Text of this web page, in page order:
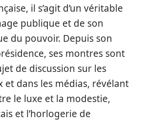
il s’agit d’un véritable
publique et de son
du pouvoir. Depuis son
ses montres sont
de discussion sur les
et dans les médias, révélant
le luxe et la modestie,
et l’horlogerie de